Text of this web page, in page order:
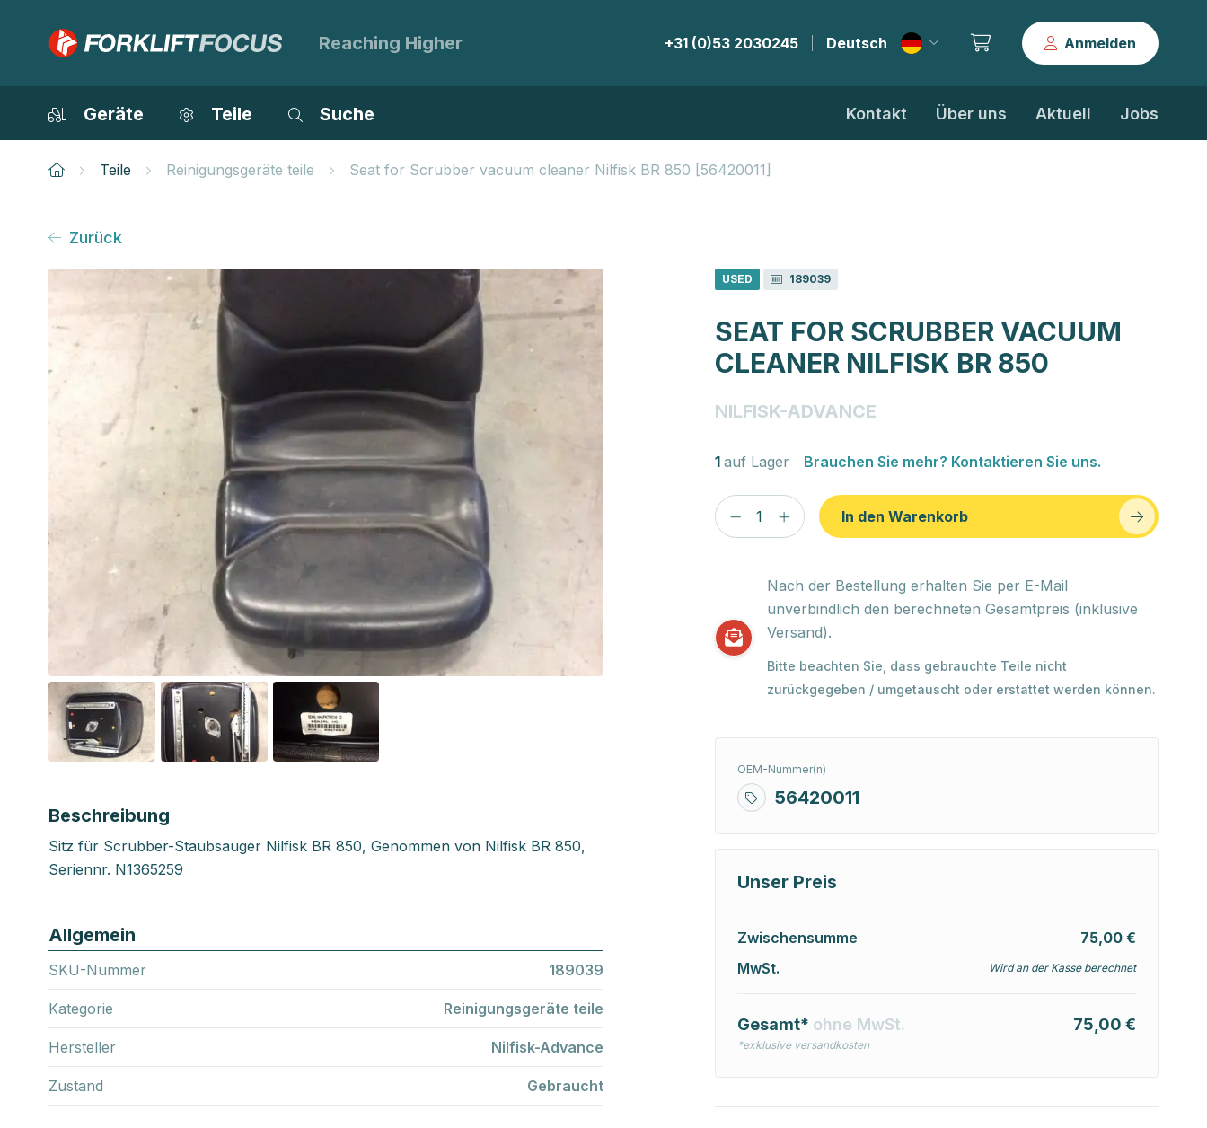
Reaching Higher +31 (0)53 2030245 | Deutsch Anmelden
Geräte Teile Suche Kontakt Über uns Aktuell Jobs
Teile Reinigungsgeräte teile Seat for Scrubber vacuum cleaner Nilfisk BR 850 [56420011]
Zurück
USED 189039
SEAT FOR SCRUBBER VACUUM
CLEANER NILFISK BR 850
NILFISK-ADVANCE
1 auf Lager Brauchen Sie mehr? Kontaktieren Sie uns.
In den Warenkorb
Nach der Bestellung erhalten Sie per E-Mail
unverbindlich den berechneten Gesamtpreis (inklusive
Versand).
Bitte beachten Sie, dass gebrauchte Teile nicht
zurückgegeben / umgetauscht oder erstattet werden können.
OEM-Nummer(n)
56420011
Unser Preis
Zwischensumme
75,00 €
MwSt.
Wird an der Kasse berechnet
Gesamt* ohne MwSt.
*exklusive versandkosten
75,00 €
Beschreibung
Sitz für Scrubber-Staubsauger Nilfisk BR 850, Genommen von Nilfisk BR 850,
Seriennr. N1365259
Allgemein
SKU-Nummer 189039
Kategorie Reinigungsgeräte teile
Hersteller Nilfisk-Advance
Zustand Gebraucht